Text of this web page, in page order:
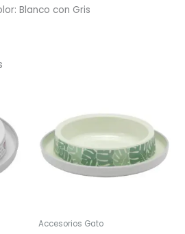
Blanco con Gris
Accesorios Gato